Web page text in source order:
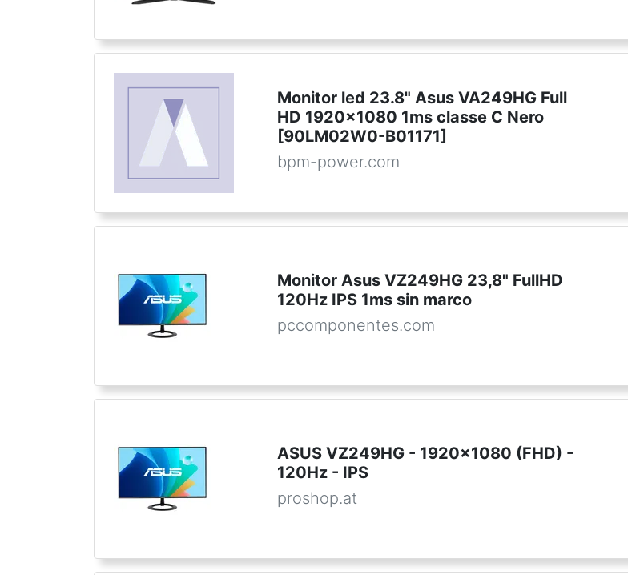
Monitor led 23.8" Asus VA249HG Full
HD 1920x1080 1ms classe C Nero
[90LM02W0-B01171]
bpm-power.com
Monitor Asus VZ249HG 23,8" FullHD
120Hz IPS 1ms sin marco
pccomponentes.com
ASUS VZ249HG - 1920x1080 (FHD) -
120Hz - IPS
proshop.at